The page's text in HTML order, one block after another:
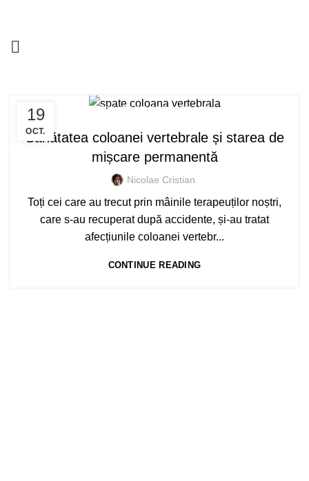
19
OCT.
TERAPII DE RECUPERARE
Sănătatea coloanei vertebrale și starea de
mișcare permanentă
Nicolae Cristian
Toți cei care au trecut prin mâinile terapeuților noștri,
care s-au recuperat după accidente, și-au tratat
afecțiunile coloanei vertebr...
CONTINUE READING